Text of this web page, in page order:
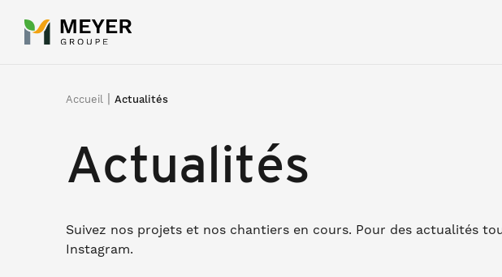
Accueil| Actualités
Actualités
Suivez nos projets et nos chantiers en cours. Pour des actualités
Instagram.